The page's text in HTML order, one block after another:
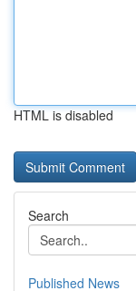
HTML is disabled
Search
Published News